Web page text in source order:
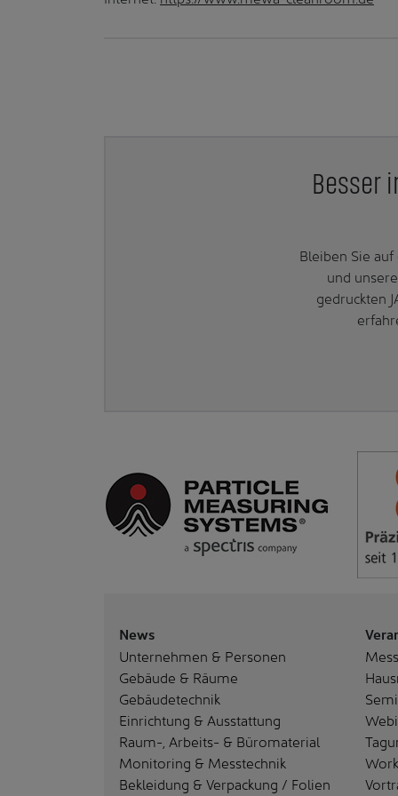
Besser
Bleiben Sie
und
gedruckten
News
Unternehmen & Personen
Gebäude & Räume
Gebäudetechnik
Einrichtung & Ausstattung
Raum-, Arbeits- & Büromaterial
Monitoring & Messtechnik
Bekleidung & Verpackung / Folien